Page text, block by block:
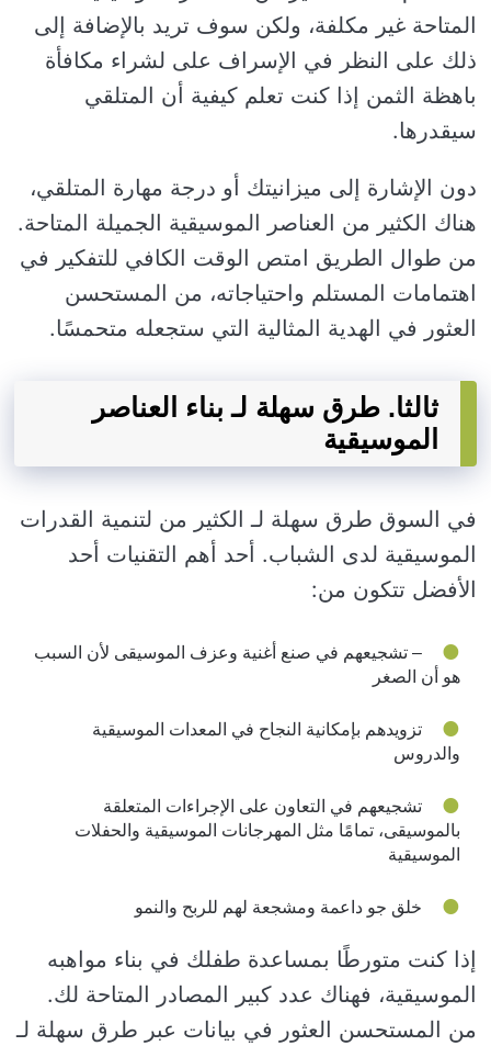
المتاحة غير مكلفة، ولكن سوف تريد بالإضافة إلى
ذلك على النظر في الإسراف على لشراء مكافأة
باهظة الثمن إذا كنت تعلم كيفية أن المتلقي
سيقدرها.
دون الإشارة إلى ميزانيتك أو درجة مهارة المتلقي،
هناك الكثير من العناصر الموسيقية الجميلة المتاحة.
من طوال الطريق امتص الوقت الكافي للتفكير في
اهتمامات المستلم واحتياجاته، من المستحسن
العثور في الهدية المثالية التي ستجعله متحمسًا.
ثالثا. طرق سهلة لـ بناء العناصر
الموسيقية
في السوق طرق سهلة لـ الكثير من لتنمية القدرات
الموسيقية لدى الشباب. أحد أهم التقنيات أحد
الأفضل تتكون من:
– تشجيعهم في صنع أغنية وعزف الموسيقى لأن السبب
هو أن الصغر
تزويدهم بإمكانية النجاح في المعدات الموسيقية
والدروس
تشجيعهم في التعاون على الإجراءات المتعلقة
بالموسيقى، تمامًا مثل المهرجانات الموسيقية والحفلات
الموسيقية
خلق جو داعمة ومشجعة لهم للربح والنمو
إذا كنت متورطًا بمساعدة طفلك في بناء مواهبه
الموسيقية، فهناك عدد كبير المصادر المتاحة لك.
من المستحسن العثور في بيانات عبر طرق سهلة لـ